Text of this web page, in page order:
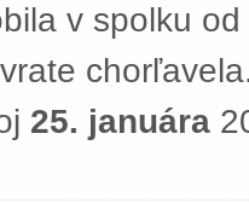
v spolku
25. januára